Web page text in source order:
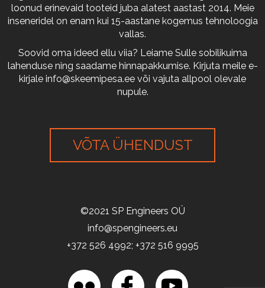
loonud erinevaid tooteid juba alatest aastast 2014. Meie
inseneridel on enam kui 15-aastane kogemus tehnoloogia
vallas.
Soovid oma ideed ellu viia? Leiame Sulle sobilikuima
lahenduse ning saadame hinnapakkumise. Kirjuta meile e-
kirjale info@skeemipesa.ee või vajuta allpool olevale
nupule.
VÕTA ÜHENDUST
©2021 SP Engineers OÜ
info@spengineers.eu
+372 526 4992; +372 516 9995